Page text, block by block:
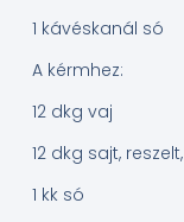
1 kávéskanál só
A kérmhez:
12 dkg vaj
12 dkg sajt, reszelt,
1 kk só